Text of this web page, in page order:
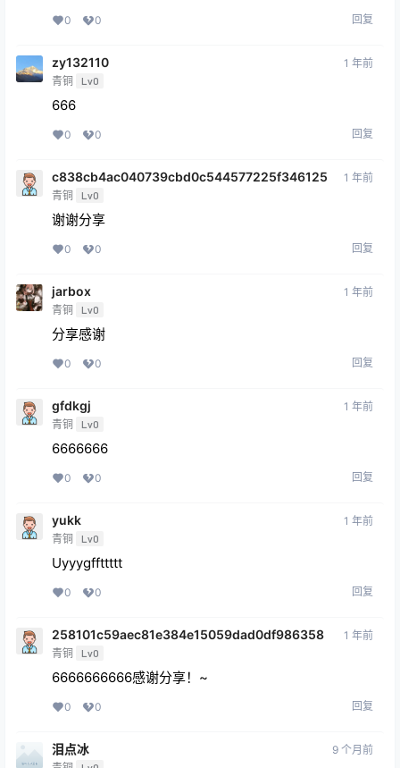
0 0 回复
zy132110
青铜 Lv0
1 年前
666
0 0 回复
c838cb4ac040739cbd0c544577225f346125
青铜 Lv0
1 年前
谢谢分享
0 0 回复
jarbox
青铜 Lv0
1 年前
分享感谢
0 0 回复
gfdkgj
青铜 Lv0
1 年前
6666666
0 0 回复
yukk
青铜 Lv0
1 年前
Uyyygffttttt
0 0 回复
258101c59aec81e384e15059dad0df986358
青铜 Lv0
1 年前
6666666666感谢分享！~
0 0 回复
泪点冰 9 个月前